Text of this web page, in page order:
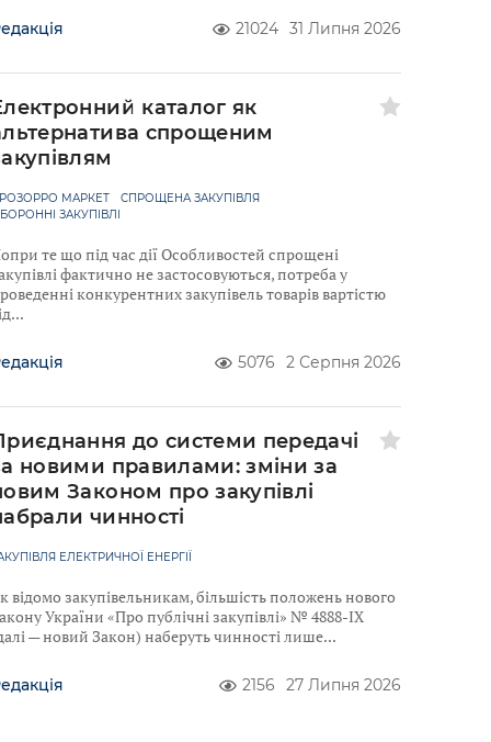
21024 31 Липня 2026
каталог як
спрощеним
МАРКЕТ
СПРОЩЕНА ЗАКУПІВЛЯ
ЗАКУПІВЛІ
те що під час дії Особливостей спрощені
фактично не застосовуються, потреба у
конкурентних закупівель товарів вартістю
5076 2 Серпня 2026
до системи передачі
новими правилами: зміни за
Законом про закупівлі
чинності
ЕЛЕКТРИЧНОЇ ЕНЕРГІЇ
відомо закупівельникам, більшість положень нового
України «Про публічні закупівлі» № 4888-IX
— новий Закон) наберуть чинності лише
2156 27 Липня 2026